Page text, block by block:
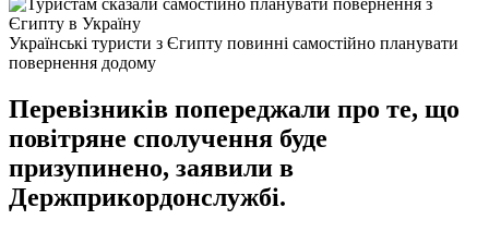
Українські туристи з Єгипту повинні самостійно планувати
повернення додому
Перевізників попереджали про те, що
повітряне сполучення буде
призупинено, заявили в
Держприкордонслужбі.